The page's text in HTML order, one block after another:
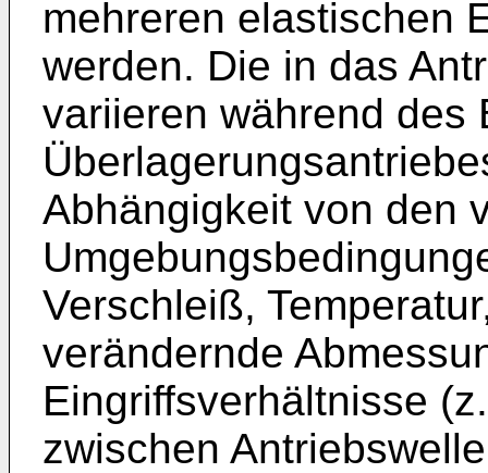
mehreren elastischen
werden. Die in das
variieren während des
Abhängigkeit von den
Verschleiß,
verändernde
Eingriffsverhältnisse
zwischen